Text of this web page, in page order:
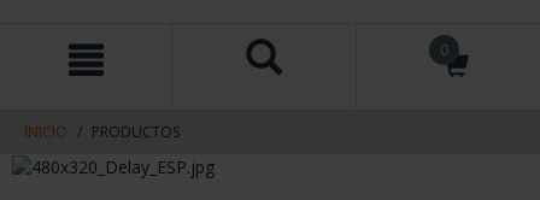
contenido
navegacin
0
INICIO PRODUCTOS